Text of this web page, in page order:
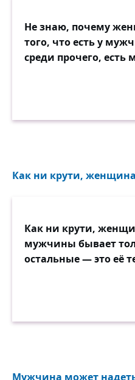
Не знаю, почему
того, что есть у
среди прочего,
Как ни крути,
Как ни крути,
мужчины бывает
остальные — это её
Мужчина может надеть